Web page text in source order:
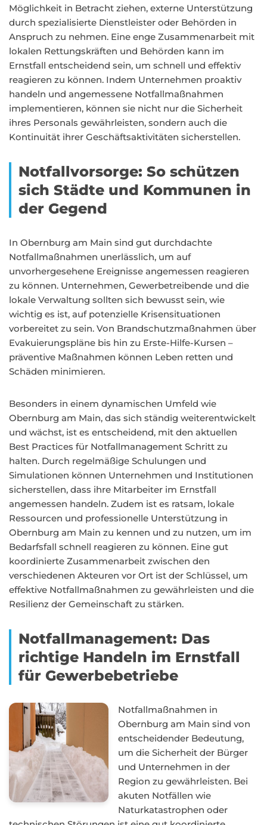
Möglichkeit in Betracht ziehen, externe Unterstützung
durch spezialisierte Dienstleister oder Behörden in
Anspruch zu nehmen. Eine enge Zusammenarbeit mit
lokalen Rettungskräften und Behörden kann im
Ernstfall entscheidend sein, um schnell und effektiv
reagieren zu können. Indem Unternehmen proaktiv
handeln und angemessene Notfallmaßnahmen
implementieren, können sie nicht nur die Sicherheit
ihres Personals gewährleisten, sondern auch die
Kontinuität ihrer Geschäftsaktivitäten sicherstellen.
Notfallvorsorge: So schützen
sich Städte und Kommunen in
der Gegend
In Obernburg am Main sind gut durchdachte
Notfallmaßnahmen unerlässlich, um auf
unvorhergesehene Ereignisse angemessen reagieren
zu können. Unternehmen, Gewerbetreibende und die
lokale Verwaltung sollten sich bewusst sein, wie
wichtig es ist, auf potenzielle Krisensituationen
vorbereitet zu sein. Von Brandschutzmaßnahmen über
Evakuierungspläne bis hin zu Erste-Hilfe-Kursen –
präventive Maßnahmen können Leben retten und
Schäden minimieren.
Besonders in einem dynamischen Umfeld wie
Obernburg am Main, das sich ständig weiterentwickelt
und wächst, ist es entscheidend, mit den aktuellen
Best Practices für Notfallmanagement Schritt zu
halten. Durch regelmäßige Schulungen und
Simulationen können Unternehmen und Institutionen
sicherstellen, dass ihre Mitarbeiter im Ernstfall
angemessen handeln. Zudem ist es ratsam, lokale
Ressourcen und professionelle Unterstützung in
Obernburg am Main zu kennen und zu nutzen, um im
Bedarfsfall schnell reagieren zu können. Eine gut
koordinierte Zusammenarbeit zwischen den
verschiedenen Akteuren vor Ort ist der Schlüssel, um
effektive Notfallmaßnahmen zu gewährleisten und die
Resilienz der Gemeinschaft zu stärken.
Notfallmanagement: Das
richtige Handeln im Ernstfall
für Gewerbebetriebe
Notfallmaßnahmen in
Obernburg am Main sind von
entscheidender Bedeutung,
um die Sicherheit der Bürger
und Unternehmen in der
Region zu gewährleisten. Bei
akuten Notfällen wie
Naturkatastrophen oder